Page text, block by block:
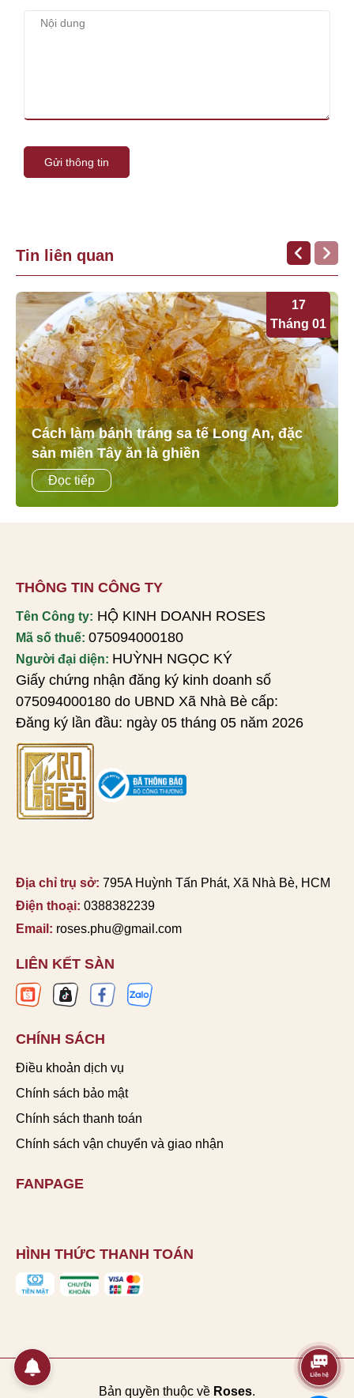
Gửi thông tin
Tin liên quan
17
Tháng 01
Cách làm bánh tráng sa tế Long An, đặc
sản miền Tây ăn là ghiền
Bí Kíp Làm Bánh Tráng Sa Tế Long An Giòn
Đọc tiếp
THÔNG TIN CÔNG TY
Tên Công ty: HỘ KINH DOANH ROSES
Mã số thuế: 075094000180
Người đại diện: HUỲNH NGỌC KÝ
Giấy chứng nhận đăng ký kinh doanh số
075094000180 do UBND Xã Nhà Bè cấp:
Đăng ký lần đầu: ngày 05 tháng 05 năm 2026
Địa chỉ trụ sở: 795A Huỳnh Tấn Phát, Xã Nhà Bè, HCM
Điện thoại: 0388382239
Email: roses.phu@gmail.com
LIÊN KẾT SÀN
CHÍNH SÁCH
Điều khoản dịch vụ
Chính sách bảo mật
Chính sách thanh toán
Chính sách vận chuyển và giao nhận
FANPAGE
HÌNH THỨC THANH TOÁN
Bản quyền thuộc về Roses.